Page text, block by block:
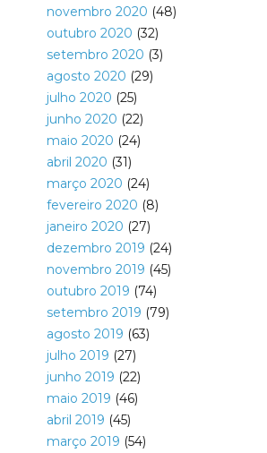
novembro 2020 (48)
outubro 2020 (32)
setembro 2020 (3)
agosto 2020 (29)
julho 2020 (25)
junho 2020 (22)
maio 2020 (24)
abril 2020 (31)
março 2020 (24)
fevereiro 2020 (8)
janeiro 2020 (27)
dezembro 2019 (24)
novembro 2019 (45)
outubro 2019 (74)
setembro 2019 (79)
agosto 2019 (63)
julho 2019 (27)
junho 2019 (22)
maio 2019 (46)
abril 2019 (45)
março 2019 (54)